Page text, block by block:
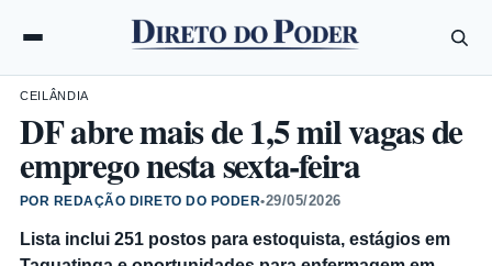
CEILÂNDIA
DF abre mais de 1,5 mil vagas de
emprego nesta sexta-feira
POR REDAÇÃO DIRETO DO PODER•29/05/2026
Lista inclui 251 postos para estoquista, estágios em